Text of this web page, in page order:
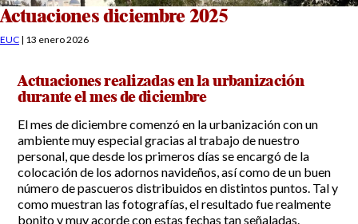
Servicios de la EUC
Actas e Informes Anuales
Contactar
Utilidades para Residentes y Visitantes
Transporte
El reciclado de nuestros residuos
Información sobre podas
Noticias
Teléfonos de interés
Incidencias
Incidencias
OCIO Y CURIOSIDADES DE SITIO DE CALAHONDA
Actuaciones diciembre 2025
EUC | 13 enero 2026
Actuaciones realizadas en la urbanización
durante el mes de diciembre
El mes de diciembre comenzó en la urbanización con un
ambiente muy especial gracias al trabajo de nuestro
personal, que desde los primeros días se encargó de la
colocación de los adornos navideños, así como de un buen
número de pascueros distribuidos en distintos puntos. Tal y
como muestran las fotografías, el resultado fue realmente
bonito y muy acorde con estas fechas tan señaladas.